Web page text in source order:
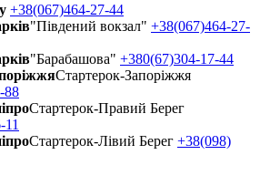
+38(067)464-27-44
"Південий вокзал" +38(067)464-27-
"Барабашова" +380(67)304-17-44
Стартерок-Запоріжжя
88
Стартерок-Правий Берег
Стартерок-Лівий Берег +38(098)